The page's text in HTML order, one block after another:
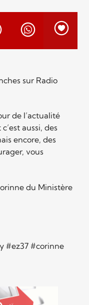
sur Radio
de l’actualité
aussi, des
encore, des
vous
du Ministère
#ez37 #corinne